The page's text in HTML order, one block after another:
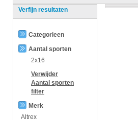
Verfijn resultaten
Categorieen
Aantal sporten
2x16
Verwijder
Aantal sporten
filter
Merk
Altrex